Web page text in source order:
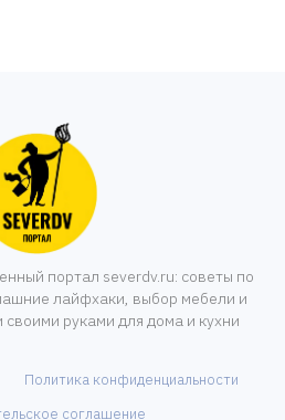
портал severdv.ru: советы по
лайфхаки, выбор мебели и
руками для дома и кухни
Политика конфиденциальности
соглашение